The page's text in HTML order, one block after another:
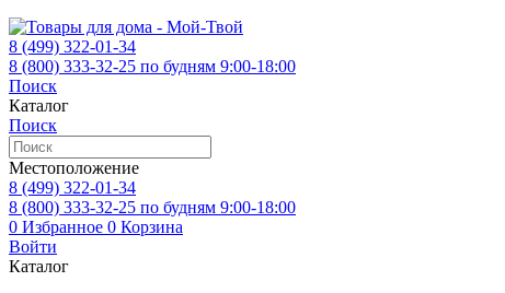
8 (499) 322-01-34
8 (800) 333-32-25 по будням 9:00-18:00
Поиск
Каталог
Поиск
Местоположение
8 (499) 322-01-34
8 (800) 333-32-25 по будням 9:00-18:00
0 Избранное 0 Корзина
Войти
Каталог